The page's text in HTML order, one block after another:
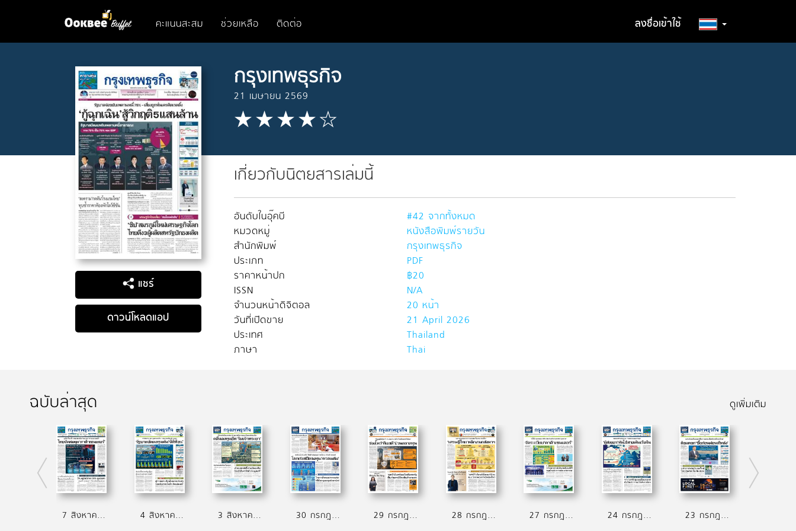
คะแนนสะสม ช่วยเหลือ ติดต่อ ลงชื่อเข้าใช้
แชร์
ดาวน์โหลดแอป
กรุงเทพธุรกิจ
21 เมษายน 2569
เกี่ยวกับนิตยสารเล่มนี้
อันดับในอุ๊คบี
#42 จากทั้งหมด
หมวดหมู่
หนังสือพิมพ์รายวัน
สำนักพิมพ์
กรุงเทพธุรกิจ
ประเภท
PDF
ราคาหน้าปก
฿20
ISSN
N/A
จำนวนหน้าดิจิตอล
20 หน้า
วันที่เปิดขาย
21 April 2026
ประเทศ
Thailand
ภาษา
Thai
ฉบับล่าสุด ดูเพิ่มเติม
7 สิงหาคม 2569 4 สิงหาคม 2569 3 สิงหาคม 2569 30 กรกฎาคม 2569 29 กรกฎาคม 2569 28 กรกฎาคม 2569 27 กรกฎาคม 2569 24 กรกฎาคม 2569 23 กรกฎาคม 2569